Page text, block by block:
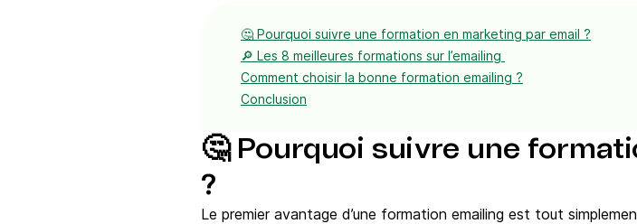
🤔 Pourquoi suivre une formation en marketing par email ?
🔎 Les 8 meilleures formations sur l’emailing
Comment choisir la bonne formation emailing ?
Conclusion
🤔 Pourquoi suivre une
?
Le premier avantage d’une formation emailing est tout